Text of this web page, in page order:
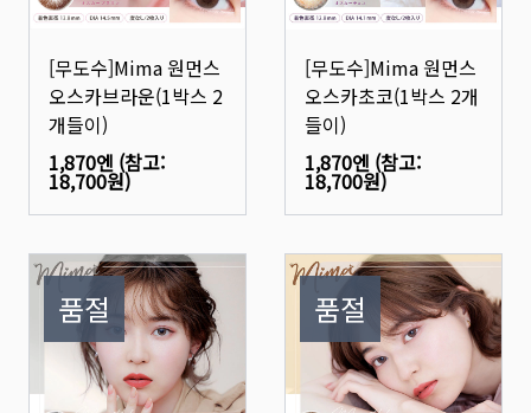
[무도수]Mima 원먼스
오스카브라운(1박스 2
개들이)
1,870엔 (참고:
18,700원)
[무도수]Mima 원먼스
오스카초코(1박스 2개
들이)
1,870엔 (참고:
18,700원)
품절 품절